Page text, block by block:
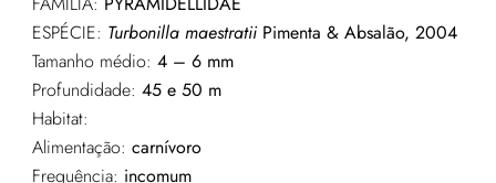
ESPÉCIE: Turbonilla maestratiiPimenta & Absalão, 2004
Tamanho médio: 4 – 6 mm
Profundidade: 45 e 50 m
Habitat:
Alimentação: carnívoro
Frequência: incomum